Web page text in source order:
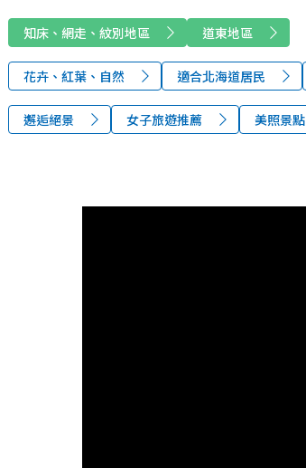
知床、網走、紋別地區 道東地區
花卉、紅葉、自然 適合北海道居民
邂逅絕景 女子旅遊推薦 美照景點